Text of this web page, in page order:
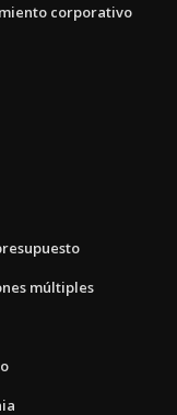
corporativo
múltiples